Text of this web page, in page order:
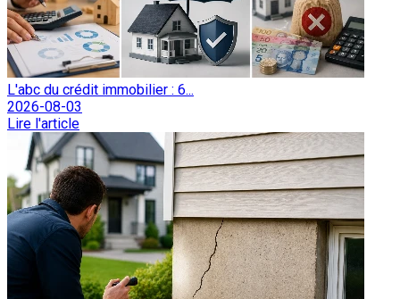
L'abc du crédit immobilier : 6...
2026-08-03
Lire l'article